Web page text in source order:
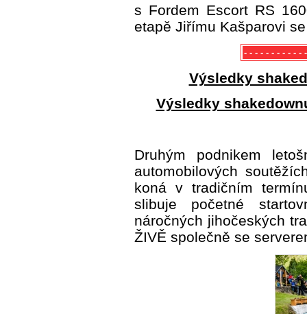
s Fordem Escort RS
etapě Jiřímu Kašparovi
- - - - - - - - - - -
Výsledky
Výsledky
Druhým podnikem
automobilových
koná v tradičním
slibuje početné
náročných jihočeských
ŽIVĚ společně se